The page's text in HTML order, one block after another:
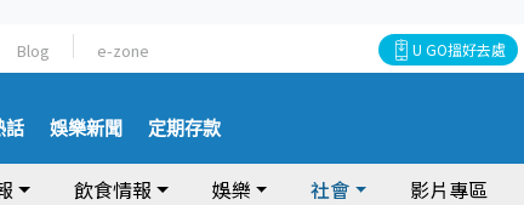
Blog e-zone U GO搵好去處
話 娛樂新聞 定期存款
飲食情報 娛樂 社會 影片專區